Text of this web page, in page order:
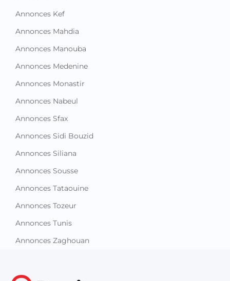
Annonces Kef
Annonces Mahdia
Annonces Manouba
Annonces Medenine
Annonces Monastir
Annonces Nabeul
Annonces Sfax
Annonces Sidi Bouzid
Annonces Siliana
Annonces Sousse
Annonces Tataouine
Annonces Tozeur
Annonces Tunis
Annonces Zaghouan